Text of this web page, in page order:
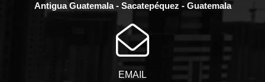
Antigua Guatemala - Sacatepéquez - Guatemala
EMAIL